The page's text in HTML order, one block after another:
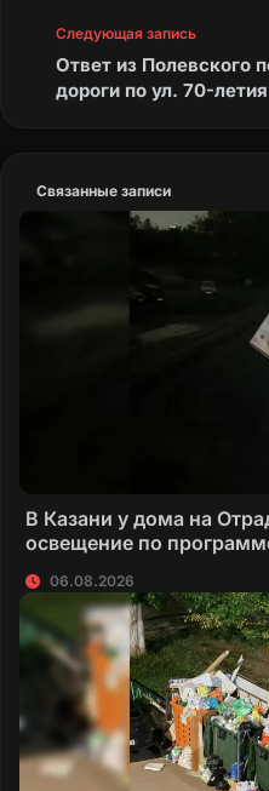
Следующая запись
Ответ из Полевского
дороги по ул. 70-
Связанные записи
В Казани у дома на
освещение по
06.08.2026